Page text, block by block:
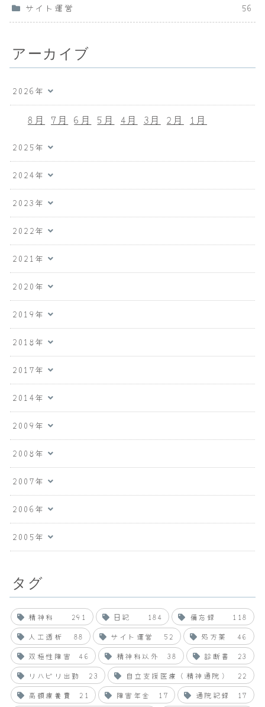
サイト運営 56
アーカイブ
2026年
8月 7月 6月 5月 4月 3月 2月 1月
2025年
2024年
2023年
2022年
2021年
2020年
2019年
2018年
2017年
2014年
2009年
2008年
2007年
2006年
2005年
タグ
精神科 291 日記 184 備忘録
118
人工透析
88 サイト運営 52 処方薬
46
双極性障害
46 精神科以外 38 診断書
23
リハビリ出勤
23 自立支援医療（精神通院）
22
高額療養費
21 障害年金 17 通院記録 17